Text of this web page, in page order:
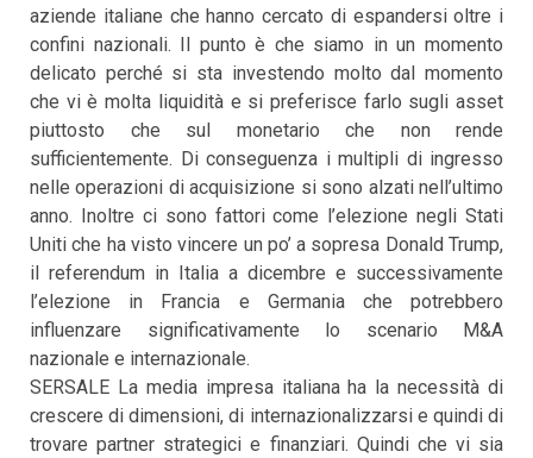
aziende italiane che hanno cercato di espandersi oltre i
confini nazionali. Il punto è che siamo in un momento
delicato perché si sta investendo molto dal momento
che vi è molta liquidità e si preferisce farlo sugli asset
piuttosto che sul monetario che non rende
sufficientemente. Di conseguenza i multipli di ingresso
nelle operazioni di acquisizione si sono alzati nell’ultimo
anno. Inoltre ci sono fattori come l’elezione negli Stati
Uniti che ha visto vincere un po’ a sopresa Donald Trump,
il referendum in Italia a dicembre e successivamente
l’elezione in Francia e Germania che potrebbero
influenzare significativamente lo scenario M&A
nazionale e internazionale.
SERSALE La media impresa italiana ha la necessità di
crescere di dimensioni, di internazionalizzarsi e quindi di
trovare partner strategici e finanziari. Quindi che vi sia